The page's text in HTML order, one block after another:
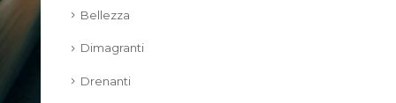
Bellezza
Dimagranti
Drenanti